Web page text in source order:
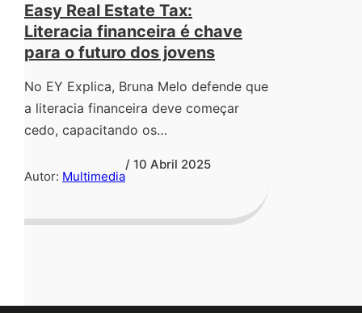
Easy Real Estate Tax:
Literacia financeira é chave
para o futuro dos jovens
No EY Explica, Bruna Melo defende que
a literacia financeira deve começar
cedo, capacitando os…
Autor: Multimedia
/ 10 Abril 2025